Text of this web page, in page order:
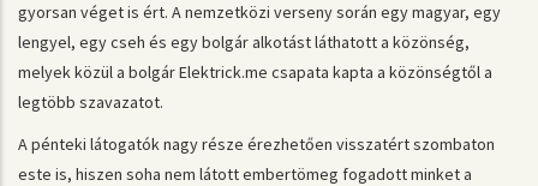
gyorsan véget is ért. A nemzetközi verseny során egy magyar, egy
lengyel, egy cseh és egy bolgár alkotást láthatott a közönség,
melyek közül a bolgár Elektrick.me csapata kapta a közönségtől a
legtöbb szavazatot.
A pénteki látogatók nagy része érezhetően visszatért szombaton
este is, hiszen soha nem látott embertömeg fogadott minket a